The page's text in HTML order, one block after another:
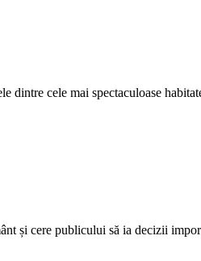
dintre cele mai spectaculoase
și cere publicului să ia decizii